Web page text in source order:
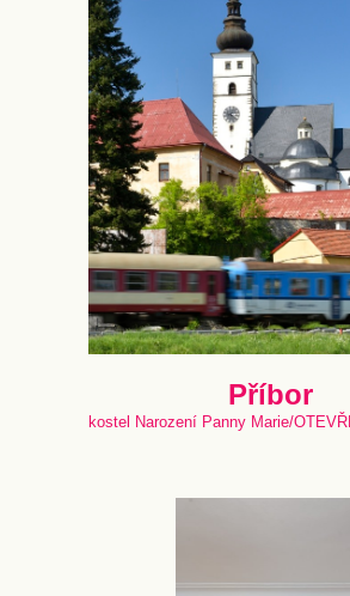
Příbor
kostel Narození Panny Marie/